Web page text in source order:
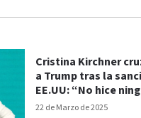
22 de Marzo de 2025
Cristina Kirchner
a Trump tras la
EE.UU: “No hice
criptoestafa”